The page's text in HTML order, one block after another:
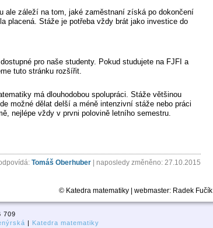
ale záleží na tom, jaké zaměstnaní získá po dokončení
placená. Stáže je potřeba vždy brát jako investice do
pro naše studenty. Pokud studujete na FJFI a
tuto stránku rozšířit.
má dlouhodobou spolupráci. Stáže většinou
možné dělat delší a méně intenzivní stáže nebo práci
nejlépe vždy v prvni polovině letního semestru.
Tomáš Oberhuber | naposledy změněno: 27.10.2015
© Katedra matematiky | webmaster: Radek Fučík
709
| Katedra matematiky